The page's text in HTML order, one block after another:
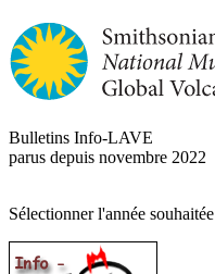
Bulletins Info-LAVE
parus depuis novembre 2022
Sélectionner l'année souhaitée